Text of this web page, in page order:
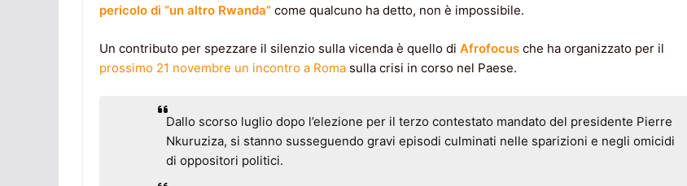
pericolo di “un altro Rwanda” come qualcuno ha detto, non è impossibile.
Un contributo per spezzare il silenzio sulla vicenda è quello di Afrofocus che ha organizzato per il
prossimo 21 novembre un incontro a Roma sulla crisi in corso nel Paese.
Dallo scorso luglio dopo l’elezione per il terzo contestato mandato del presidente Pierre
Nkuruziza, si stanno susseguendo gravi episodi culminati nelle sparizioni e negli omicidi
di oppositori politici.